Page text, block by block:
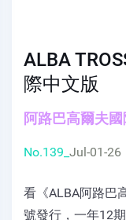
ALBA
際中文版
阿路巴高爾夫
No.139_ Jul-01-26
看《ALBA阿路巴
號發行，一年12